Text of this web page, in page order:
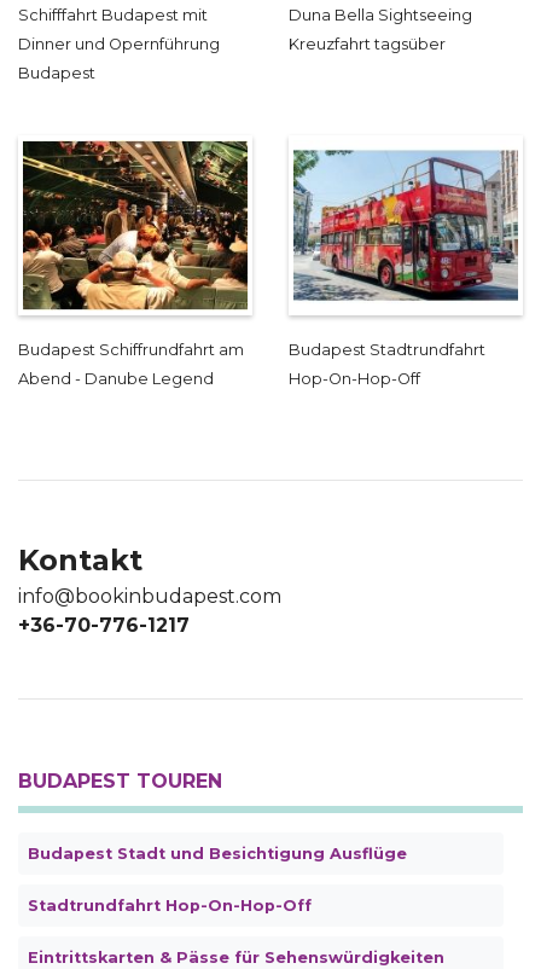
Schifffahrt Budapest mit
Dinner und Opernführung
Budapest
Duna Bella Sightseeing
Kreuzfahrt tagsüber
Budapest Schiffrundfahrt am
Abend - Danube Legend
Budapest Stadtrundfahrt
Hop-On-Hop-Off
Kontakt
info@bookinbudapest.com
+36-70-776-1217
BUDAPEST TOUREN
Budapest Stadt und Besichtigung Ausflüge
Stadtrundfahrt Hop-On-Hop-Off
Eintrittskarten & Pässe für Sehenswürdigkeiten